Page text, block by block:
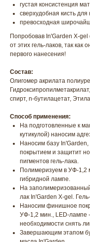
густая консистенция
сверхудобная кисть для
превосходная
Попробовав In'Garden X-
от этих гель-лаков, так
первого нанесения!
Состав:
Олигомер акрилата
спирт, n-бутилацетат,
Способ применения:
На подготовленные к
кутикулой) наносим
Наносим базу
покрытием и защитит
пигментов гель-лака.
Полимеризуем в УФ-1,2
гибридной лампе.
На
лак In'Garden X-gel.
Наносим финишное
УФ-1,2 мин., LED-лампе
необходимости снять
Завершающим этапом